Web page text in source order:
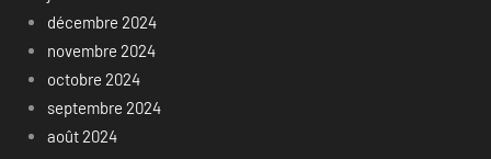
décembre 2024
novembre 2024
octobre 2024
septembre 2024
août 2024